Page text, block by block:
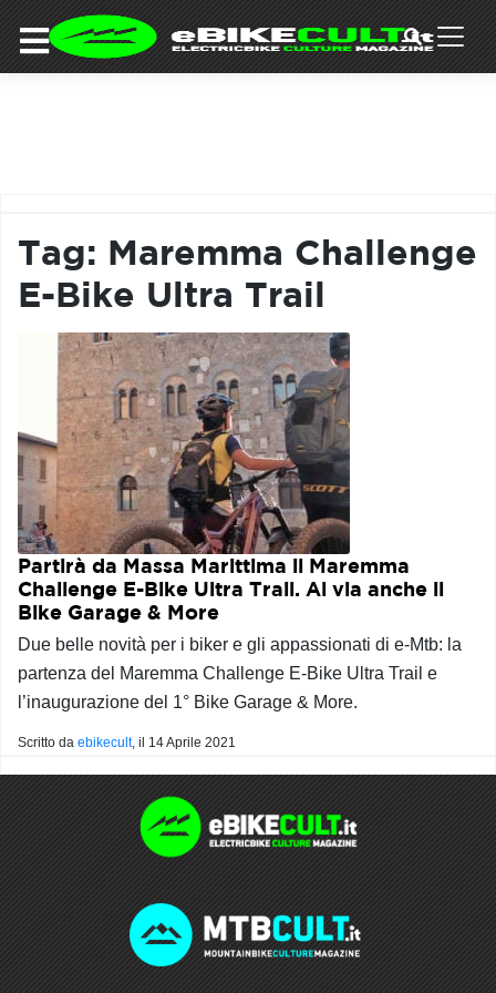
content
×
COMMUNITY
TUTORIAL
LO
STAFF
DI
EBIKECULT
CONTATTI
PRIVACY
POLICY
Tag: Maremma Challenge
E-Bike Ultra Trail
Partirà da Massa Marittima il Maremma
Challenge E-Bike Ultra Trail. Al via anche il
Bike Garage & More
Due belle novità per i biker e gli appassionati di e-Mtb: la
partenza del Maremma Challenge E-Bike Ultra Trail e
l’inaugurazione del 1° Bike Garage & More.
Scritto da ebikecult, il 14 Aprile 2021